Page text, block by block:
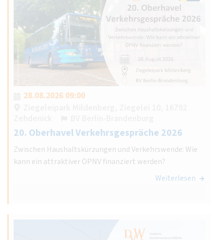
28.08.2026 09:00
20. Oberhavel Verkehrsgespräche 2026
Zwischen Haushaltskürzungen und Verkehrswende: Wie
kann ein attraktiver ÖPNV finanziert werden?
Weiterlesen